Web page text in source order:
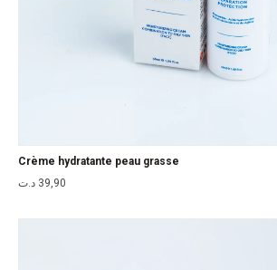
Crème hydratante peau grasse
39,90 د.ت